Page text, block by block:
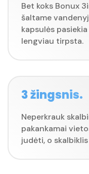
Bet koks Bonux
šaltame
kapsulės
lengviau tirpsta.
3 žingsnis.
Neperkrauk
pakankamai
judėti, o